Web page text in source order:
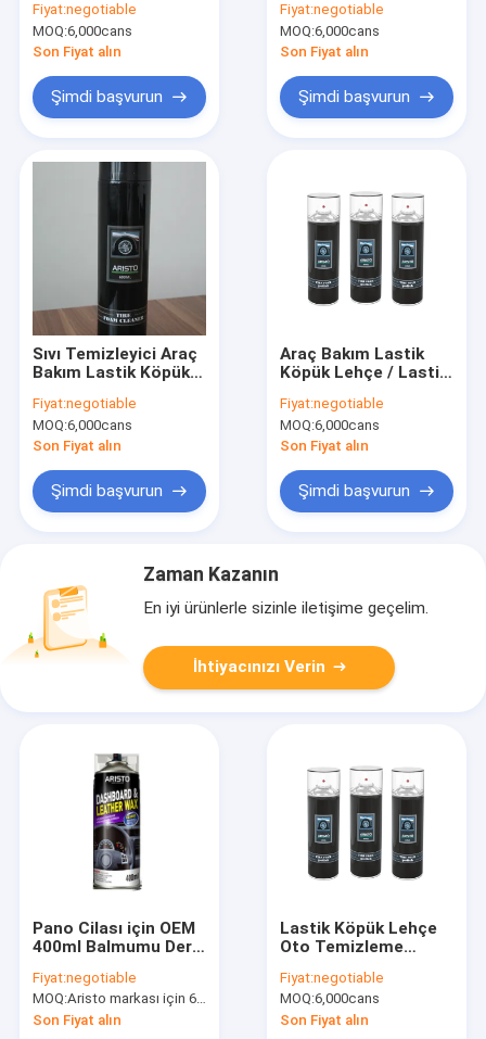
Delinme Onarım Sıvı
Lastik Mastik Sprey
Fiyat:negotiable
MOQ:6,000cans
Son Fiyat alın
Şimdi başvurun
Lastik Kaplama Sprey
500ml / 1L
Fiyat:negotiable
MOQ:6,000cans
Son Fiyat alın
Şimdi başvurun
Sıvı Temizleyici Araç
Bakım Lastik Köpük
Temizleyici Oto
Temizlik Ürünleri
Sprey
Fiyat:negotiable
MOQ:6,000cans
Son Fiyat alın
Şimdi başvurun
Araç Bakım Lastik
Köpük Lehçe / Lastik
Temizlik ve
Detaylandırma
Ürünleri Sprey
Fiyat:negotiable
MOQ:6,000cans
Son Fiyat alın
Şimdi başvurun
Zaman Kazanın
En iyi ürünlerle sizinle iletişime geçelim.
İhtiyacınızı Verin
Pano Cilası için OEM
400ml Balmumu Deri
Sprey
Fiyat:negotiable
MOQ:Aristo markası için 6000 adet, müşteri markası için 15000 adet
Son Fiyat alın
Lastik Köpük Lehçe
Oto Temizleme
Fiyat:negotiable
MOQ:6,000cans
Son Fiyat alın